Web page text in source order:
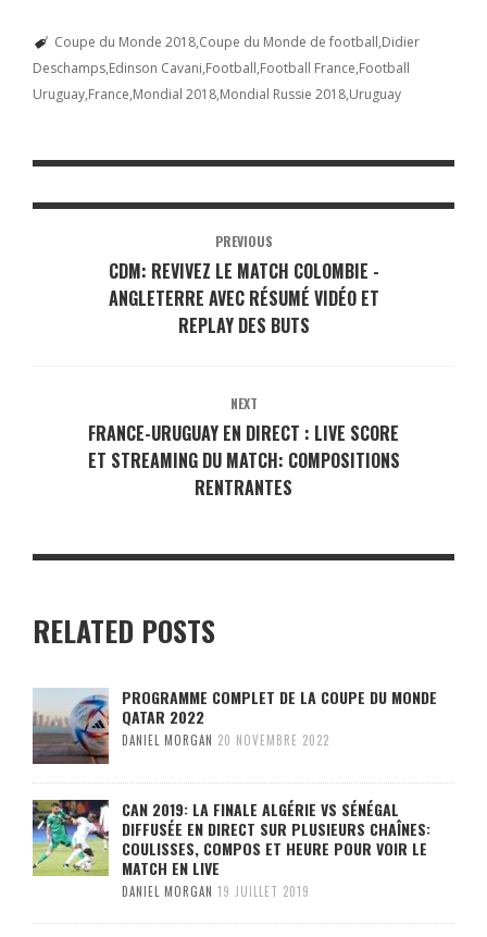
Coupe du Monde 2018 Coupe du Monde de football Didier
Deschamps Edinson Cavani Football Football France Football
Uruguay France Mondial 2018 Mondial Russie 2018 Uruguay
PREVIOUS
CDM: REVIVEZ LE MATCH COLOMBIE -
ANGLETERRE AVEC RÉSUMÉ VIDÉO ET
REPLAY DES BUTS
NEXT
FRANCE-URUGUAY EN DIRECT : LIVE SCORE
ET STREAMING DU MATCH: COMPOSITIONS
RENTRANTES
RELATED POSTS
PROGRAMME COMPLET DE LA COUPE DU MONDE
QATAR 2022
DANIEL MORGAN 20 NOVEMBRE 2022
CAN 2019: LA FINALE ALGÉRIE VS SÉNÉGAL
DIFFUSÉE EN DIRECT SUR PLUSIEURS CHAÎNES:
COULISSES, COMPOS ET HEURE POUR VOIR LE
MATCH EN LIVE
DANIEL MORGAN 19 JUILLET 2019